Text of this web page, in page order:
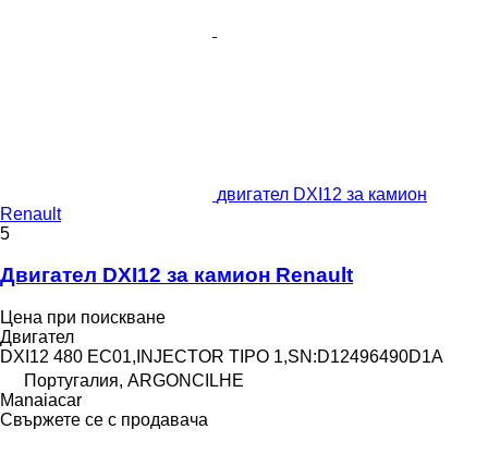
двигател DXI12 за камион
Renault
5
Двигател DXI12 за камион Renault
Цена при поискване
Двигател
DXI12 480 EC01,INJECTOR TIPO 1,SN:D12496490D1A
Португалия, ARGONCILHE
Manaiacar
Свържете се с продавача